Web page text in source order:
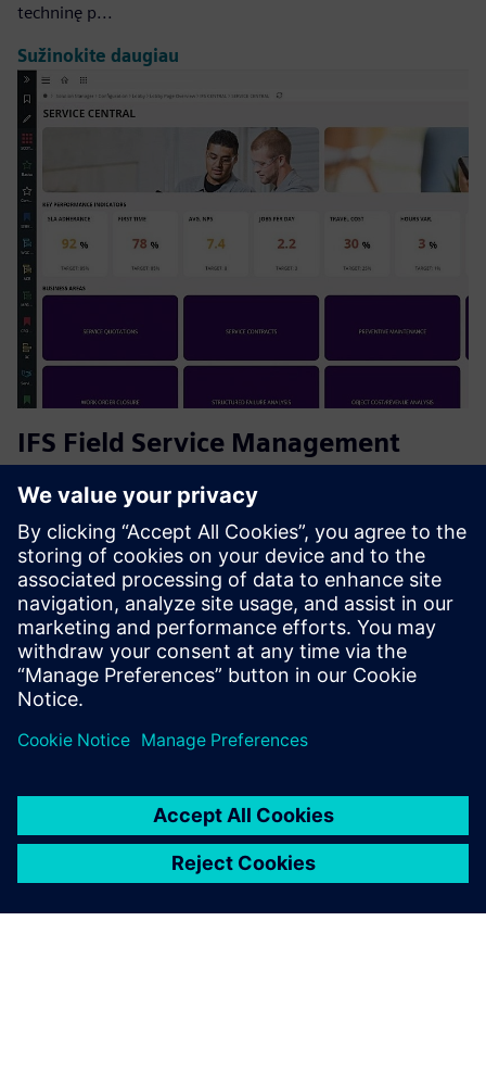
techninę p...
Sužinokite daugiau
IFS Field Service Management
IFS Field Service Management (FSM) yra galingas
sprendimas, kuris supaprastina paslaugų operacijas — nuo
planavimo ir išsiuntimo iki atsargų ir sąskaitų išrašymo. Tai
suteikia galimybių mobiliesiems technikams, pagerina
klientų pa...
Sužinokite daugiau